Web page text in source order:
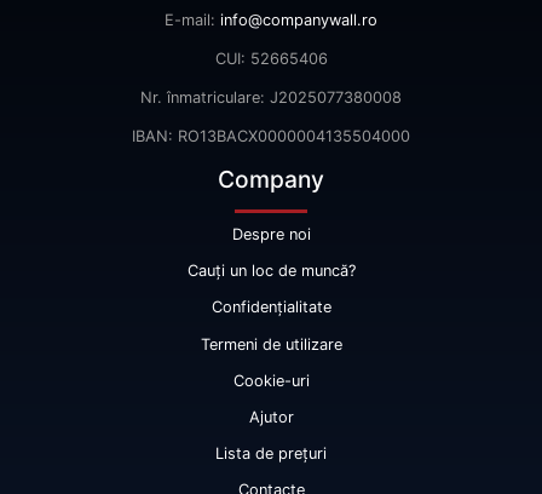
E-mail: info@companywall.ro
CUI: 52665406
Nr. înmatriculare: J2025077380008
IBAN: RO13BACX0000004135504000
Company
Despre noi
Cauți un loc de muncă?
Confidențialitate
Termeni de utilizare
Cookie-uri
Ajutor
Lista de prețuri
Contacte